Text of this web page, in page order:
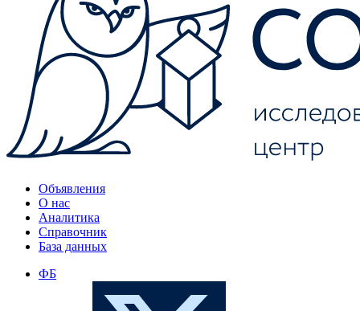
Объявления
О нас
Аналитика
Справочник
База данных
ФБ